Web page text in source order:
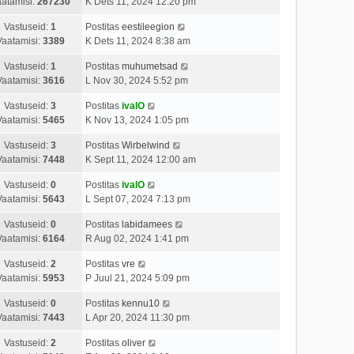
Vastuseid: 1
3389
Postitas eestileegion
K Dets 11, 2024 8:38 am
Vastuseid: 1
3616
Postitas muhumetsad
L Nov 30, 2024 5:52 pm
Vastuseid: 3
5465
Postitas ivalO
K Nov 13, 2024 1:05 pm
Vastuseid: 3
7448
Postitas Wirbelwind
K Sept 11, 2024 12:00 am
Vastuseid: 0
5643
Postitas ivalO
L Sept 07, 2024 7:13 pm
Vastuseid: 0
6164
Postitas labidamees
R Aug 02, 2024 1:41 pm
Vastuseid: 2
5953
Postitas vre
P Juul 21, 2024 5:09 pm
Vastuseid: 0
7443
Postitas kennu10
L Apr 20, 2024 11:30 pm
Vastuseid: 2
Postitas oliver